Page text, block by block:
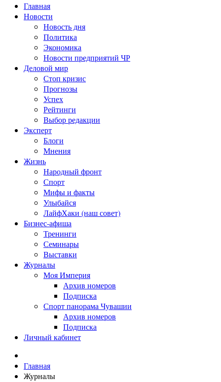
Главная
Новости
Новость дня
Политика
Экономика
Новости предприятий ЧР
Деловой мир
Стоп кризис
Прогнозы
Успех
Рейтинги
Выбор редакции
Эксперт
Блоги
Мнения
Жизнь
Народный фронт
Спорт
Мифы и факты
Улыбайся
ЛайфХаки (наш совет)
Бизнес-афиша
Тренинги
Семинары
Выставки
Журналы
Моя Империя
Архив номеров
Подписка
Спорт панорама Чувашии
Архив номеров
Подписка
Личный кабинет
Главная
Журналы